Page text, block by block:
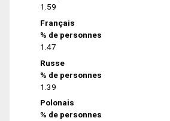
1.59
Français
% de personnes
1.47
Russe
% de personnes
1.39
Polonais
% de personnes